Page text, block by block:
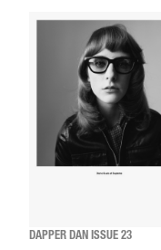
DAPPER DAN ISSUE 23